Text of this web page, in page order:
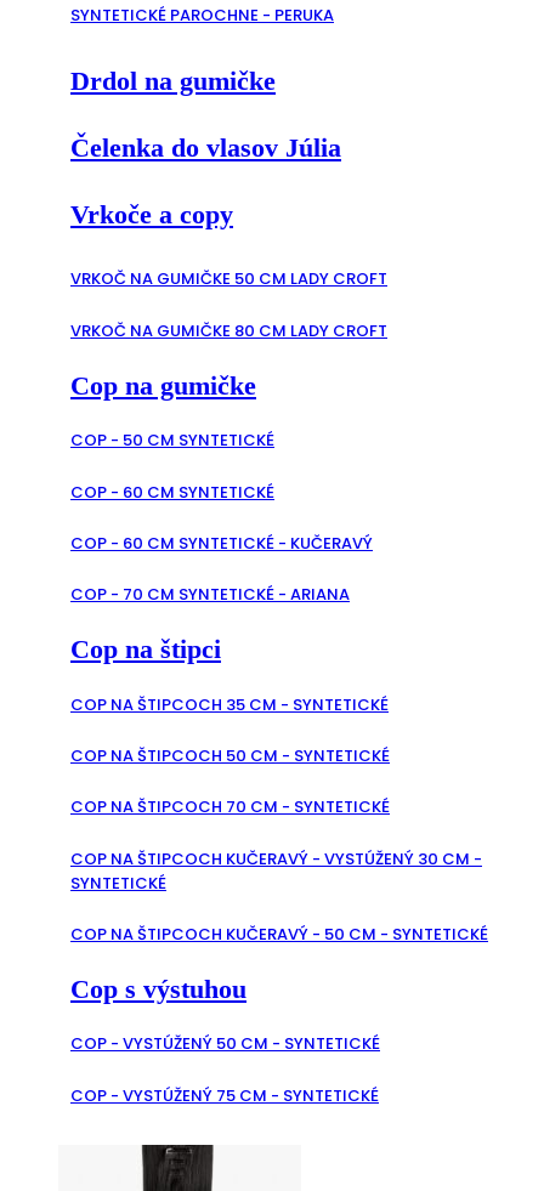
SYNTETICKÉ PAROCHNE - PERUKA
Drdol na gumičke
Čelenka do vlasov Júlia
Vrkoče a copy
VRKOČ NA GUMIČKE 50 CM LADY CROFT
VRKOČ NA GUMIČKE 80 CM LADY CROFT
Cop na gumičke
COP - 50 CM SYNTETICKÉ
COP - 60 CM SYNTETICKÉ
COP - 60 CM SYNTETICKÉ - KUČERAVÝ
COP - 70 CM SYNTETICKÉ - ARIANA
Cop na štipci
COP NA ŠTIPCOCH 35 CM - SYNTETICKÉ
COP NA ŠTIPCOCH 50 CM - SYNTETICKÉ
COP NA ŠTIPCOCH 70 CM - SYNTETICKÉ
COP NA ŠTIPCOCH KUČERAVÝ - VYSTÚŽENÝ 30 CM -
SYNTETICKÉ
COP NA ŠTIPCOCH KUČERAVÝ - 50 CM - SYNTETICKÉ
Cop s výstuhou
COP - VYSTÚŽENÝ 50 CM - SYNTETICKÉ
COP - VYSTÚŽENÝ 75 CM - SYNTETICKÉ